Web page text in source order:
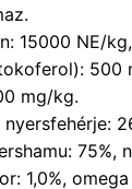
15000 NE/
500
mg/kg.
75%,
1,0%,